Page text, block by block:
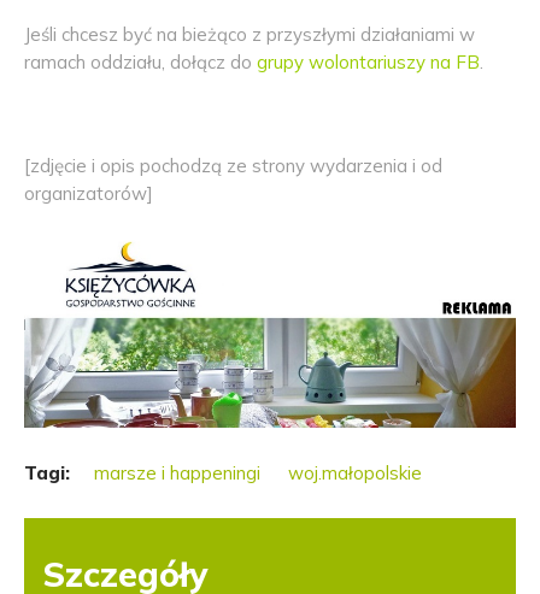
Jeśli chcesz być na bieżąco z przyszłymi działaniami w
ramach oddziału, dołącz do grupy wolontariuszy na FB.
[zdjęcie i opis pochodzą ze strony wydarzenia i od
organizatorów]
Tagi: marsze i happeningi woj.małopolskie
Szczegóły